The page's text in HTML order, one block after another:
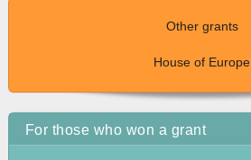
Other grants
House of Europe
For those who won a grant